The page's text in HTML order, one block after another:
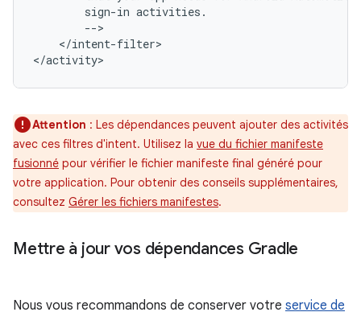
sign-in
</intent-filter>
Attention : Les dépendances peuvent ajouter des activités
avec ces filtres d'intent. Utilisez la vue du fichier manifeste
fusionné pour vérifier le fichier manifeste final généré pour
votre application. Pour obtenir des conseils supplémentaires,
consultez Gérer les fichiers manifestes.
Mettre à jour vos dépendances Gradle
Nous vous recommandons de conserver votre service de